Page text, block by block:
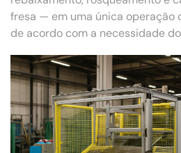
fresa — em uma única operação
de acordo com a necessidade